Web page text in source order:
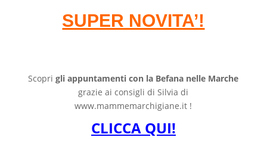
SUPER NOVITA’!
Scoprigli appuntamenti con la Befana nelle Marche
grazie ai consigli di Silvia di
www.mammemarchigiane.it !
CLICCA QUI!